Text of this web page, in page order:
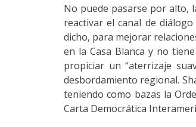
No puede pasarse por alto,
reactivar el canal de
dicho, para mejorar
en la Casa Blanca y no
propiciar un “aterrizaje
desbordamiento regional.
teniendo como bazas la
Carta Democrática